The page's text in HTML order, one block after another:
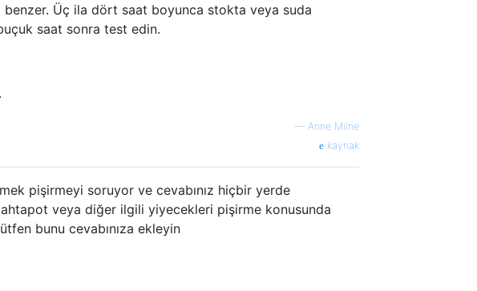
Üç ila dört saat boyunca stokta veya suda
saat sonra test edin.
— Anne Milne
kaynak
pişirmeyi soruyor ve cevabınız hiçbir yerde
veya diğer ilgili yiyecekleri pişirme konusunda
bunu cevabınıza ekleyin